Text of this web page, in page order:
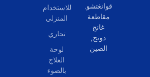
قوانغتشو,
مقاطعة
غانج
دونج,
الصين
للاستخدام
المنزلي
تجاري
لوحة
العلاج
بالضوء